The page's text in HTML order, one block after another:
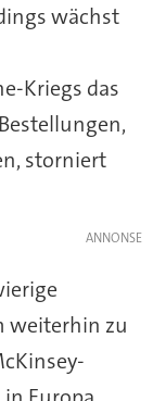
wächst
Kriegs das
storniert
weiterhin zu